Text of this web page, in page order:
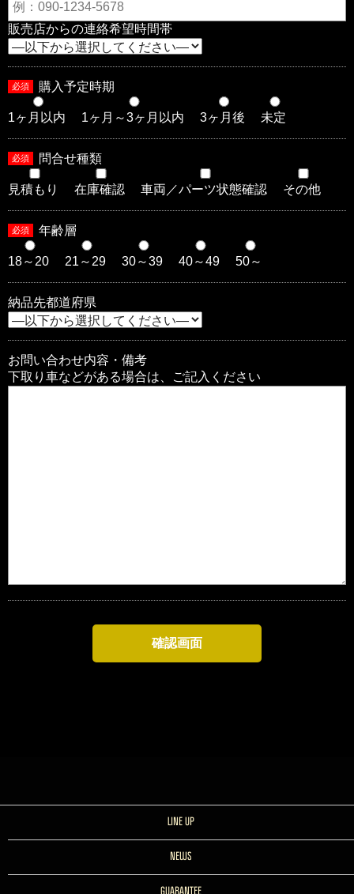
販売店からの連絡希望時間帯
必須 購入予定時期
1ヶ月以内 1ヶ月～3ヶ月以内 3ヶ月後 未定
必須 問合せ種類
見積もり 在庫確認 車両／パーツ状態確認 その他
必須 年齢層
18～20 21～29 30～39 40～49 50～
納品先都道府県
お問い合わせ内容・備考
下取り車などがある場合は、ご記入ください
LINE UP
NEWS
GUARANTEE